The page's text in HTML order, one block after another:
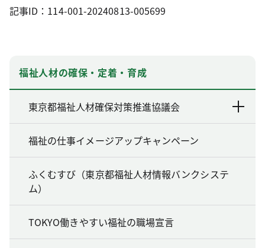
記事ID：114-001-20240813-005699
福祉人材の確保・定着・育成
東京都福祉人材確保対策推進協議会
福祉の仕事イメージアップキャンペーン
ふくむすび（東京都福祉人材情報バンクシステ
ム）
TOKYO働きやすい福祉の職場宣言